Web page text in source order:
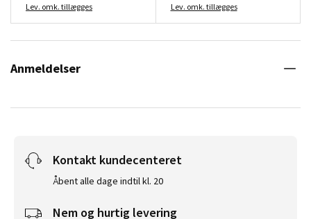
Lev. omk. tillægges Lev. omk. tillægges
Anmeldelser
Kontakt kundecenteret
Åbent alle dage indtil kl. 20
Nem og hurtig levering